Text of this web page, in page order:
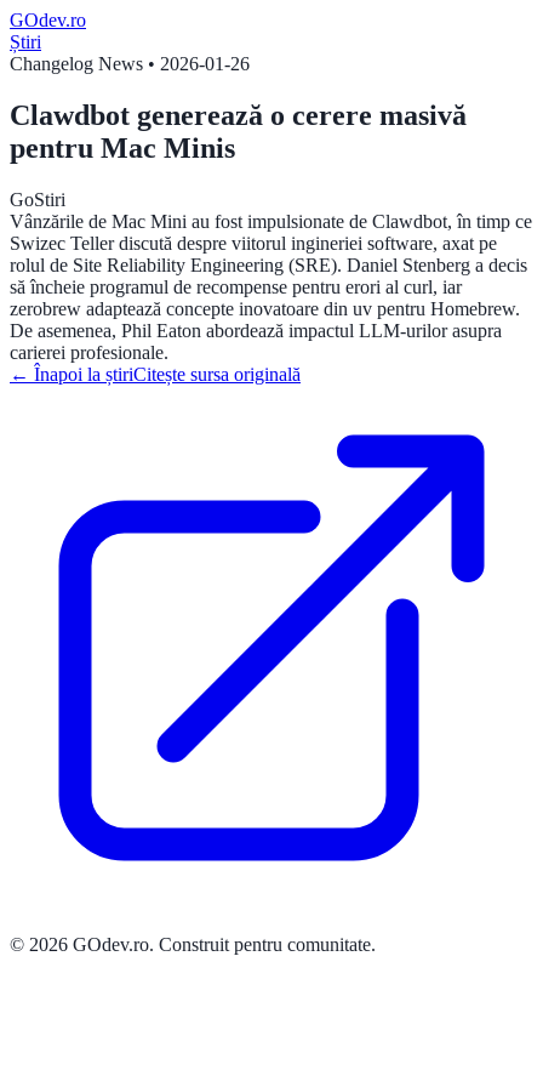
GOdev.ro
Știri
Changelog News • 2026-01-26
Clawdbot generează o cerere masivă
pentru Mac Minis
GoStiri
Vânzările de Mac Mini au fost impulsionate de Clawdbot, în timp ce
Swizec Teller discută despre viitorul ingineriei software, axat pe
rolul de Site Reliability Engineering (SRE). Daniel Stenberg a decis
să încheie programul de recompense pentru erori al curl, iar
zerobrew adaptează concepte inovatoare din uv pentru Homebrew.
De asemenea, Phil Eaton abordează impactul LLM-urilor asupra
carierei profesionale.
← Înapoi la știriCitește sursa originală
© 2026 GOdev.ro. Construit pentru comunitate.